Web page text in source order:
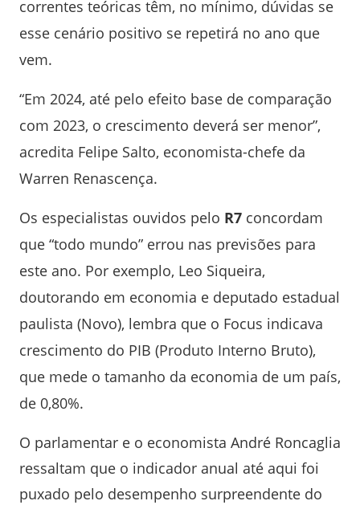
correntes teóricas têm, no mínimo, dúvidas se
esse cenário positivo se repetirá no ano que
vem.
“Em 2024, até pelo efeito base de comparação
com 2023, o crescimento deverá ser menor”,
acredita Felipe Salto, economista-chefe da
Warren Renascença.
Os especialistas ouvidos pelo R7 concordam
que “todo mundo” errou nas previsões para
este ano. Por exemplo, Leo Siqueira,
doutorando em economia e deputado estadual
paulista (Novo), lembra que o Focus indicava
crescimento do PIB (Produto Interno Bruto),
que mede o tamanho da economia de um país,
de 0,80%.
O parlamentar e o economista André Roncaglia
ressaltam que o indicador anual até aqui foi
puxado pelo desempenho surpreendente do